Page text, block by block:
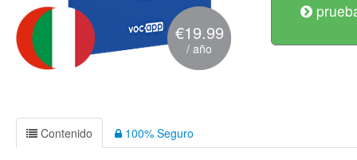
€19.99
/ año
Contenido 100% Seguro